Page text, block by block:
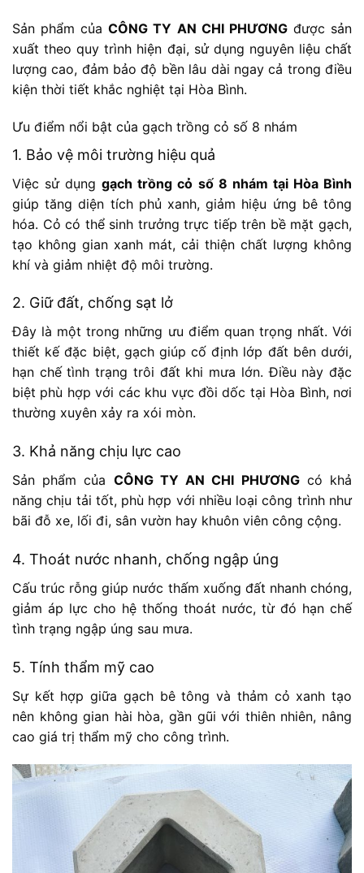
Sản phẩm củaCÔNG TY AN CHI PHƯƠNGđược sản
xuất theo quy trình hiện đại, sử dụng nguyên liệu chất
lượng cao, đảm bảo độ bền lâu dài ngay cả trong điều
kiện thời tiết khắc nghiệt tại Hòa Bình.
Ưu điểm nổi bật của gạch trồng cỏ số 8 nhám
1. Bảo vệ môi trường hiệu quả
Việc sử dụnggạch trồng cỏ số 8 nhám tại Hòa Bình
giúp tăng diện tích phủ xanh, giảm hiệu ứng bê tông
hóa. Cỏ có thể sinh trưởng trực tiếp trên bề mặt gạch,
tạo không gian xanh mát, cải thiện chất lượng không
khí và giảm nhiệt độ môi trường.
2. Giữ đất, chống sạt lở
Đây là một trong những ưu điểm quan trọng nhất. Với
thiết kế đặc biệt, gạch giúp cố định lớp đất bên dưới,
hạn chế tình trạng trôi đất khi mưa lớn. Điều này đặc
biệt phù hợp với các khu vực đồi dốc tại Hòa Bình, nơi
thường xuyên xảy ra xói mòn.
3. Khả năng chịu lực cao
Sản phẩm của CÔNG TY AN CHI PHƯƠNGcó khả
năng chịu tải tốt, phù hợp với nhiều loại công trình như
bãi đỗ xe, lối đi, sân vườn hay khuôn viên công cộng.
4. Thoát nước nhanh, chống ngập úng
Cấu trúc rỗng giúp nước thấm xuống đất nhanh chóng,
giảm áp lực cho hệ thống thoát nước, từ đó hạn chế
tình trạng ngập úng sau mưa.
5. Tính thẩm mỹ cao
Sự kết hợp giữa gạch bê tông và thảm cỏ xanh tạo
nên không gian hài hòa, gần gũi với thiên nhiên, nâng
cao giá trị thẩm mỹ cho công trình.